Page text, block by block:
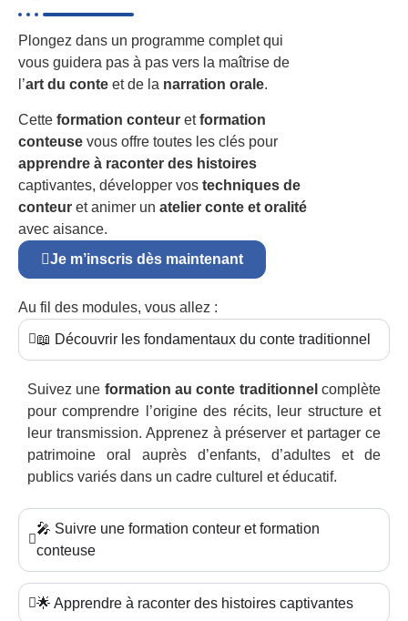
Plongez dans un programme complet qui
vous guidera pas à pas vers la maîtrise de
l’art du conte et de la narration orale.
Cette formation conteur etformation
conteuse vous offre toutes les clés pour
apprendre à raconter des histoires
captivantes, développer vos techniques de
conteur et animer un atelier conte et oralité
avec aisance.
Je m’inscris dès maintenant
Au fil des modules, vous allez :
📖 Découvrir les fondamentaux du conte traditionnel
Suivez une formation au conte traditionnel complète
pour comprendre l’origine des récits, leur structure et
leur transmission. Apprenez à préserver et partager ce
patrimoine oral auprès d’enfants, d’adultes et de
publics variés dans un cadre culturel et éducatif.
🎤 Suivre une formation conteur et formation
conteuse
🌟 Apprendre à raconter des histoires captivantes